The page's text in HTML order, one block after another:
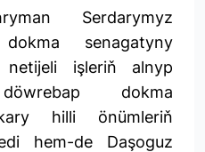
Serdarymyz
senagatyny
netijeli işleriň alnyp
dokma
hilli önümleriň
hem-de Daşoguz